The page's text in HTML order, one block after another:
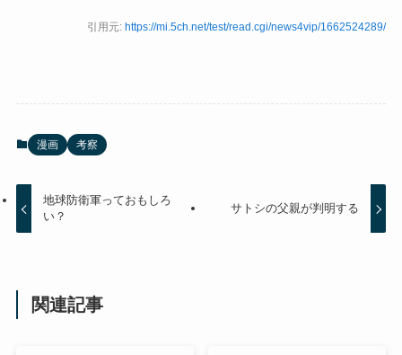
引用元:https://mi.5ch.net/test/read.cgi/news4vip/1662524289/
漫画 考察
地球防衛軍っておもしろ
い？
サトシの父親が判明する
関連記事